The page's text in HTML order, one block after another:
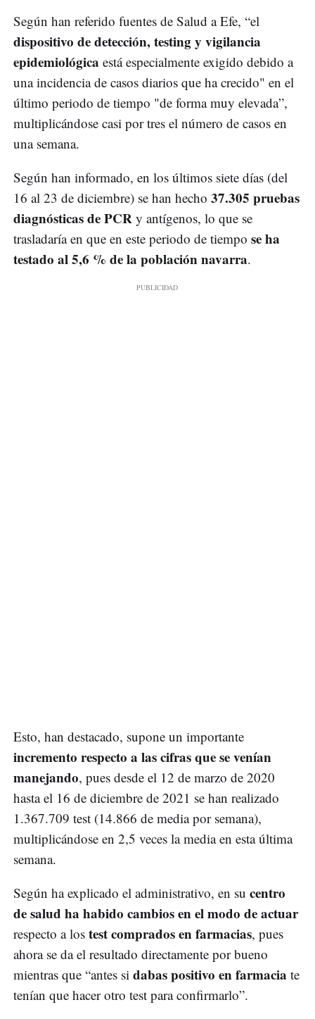
Según han referido fuentes de Salud a Efe, “el
dispositivo de detección, testing y vigilancia
epidemiológica está especialmente exigido debido a
una incidencia de casos diarios que ha crecido" en el
último periodo de tiempo "de forma muy elevada”,
multiplicándose casi por tres el número de casos en
una semana.
Según han informado, en los últimos siete días (del
16 al 23 de diciembre) se han hecho 37.305 pruebas
diagnósticas de PCR y antígenos, lo que se
trasladaría en que en este periodo de tiempo se ha
testado al 5,6 % de la población navarra.
Esto, han destacado, supone un importante
incremento respecto a las cifras que se venían
manejando, pues desde el 12 de marzo de 2020
hasta el 16 de diciembre de 2021 se han realizado
1.367.709 test (14.866 de media por semana),
multiplicándose en 2,5 veces la media en esta última
semana.
Según ha explicado el administrativo, en su centro
de salud ha habido cambios en el modo de actuar
respecto a los test comprados en farmacias, pues
ahora se da el resultado directamente por bueno
mientras que “antes si dabas positivo en farmacia te
tenían que hacer otro test para confirmarlo”.